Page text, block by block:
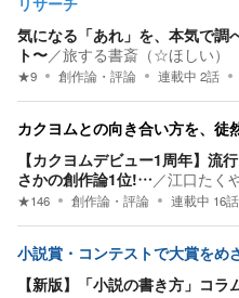
リサーチ
気になる「あれ」を、本気で調
ト〜／旅する書斎（☆ほしい）
★9 創作論・評論 連載中 2話
カクヨムとの向き合い方を、徒
【カクヨムデビュー1周年】流
さかの創作論1位!… ／江口たく
★146 創作論・評論 連載中 16話
小説賞・コンテストで大賞をめ
【新版】「小説の書き方」コラ